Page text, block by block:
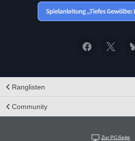
Ranglisten
Community
Zur PC-Seite